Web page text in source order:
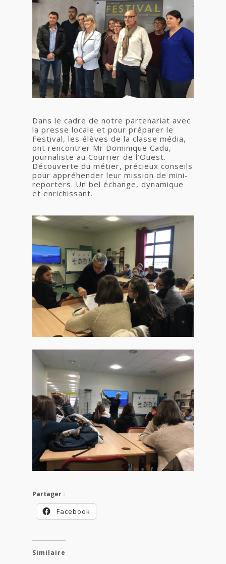
Dans le cadre de notre partenariat avec
la presse locale et pour préparer le
Festival, les élèves de la classe média,
ont rencontrer Mr Dominique Cadu,
journaliste au Courrier de l’Ouest.
Découverte du métier, précieux conseils
pour appréhender leur mission de mini-
reporters. Un bel échange, dynamique
et enrichissant.
Partager :
Facebook
Similaire